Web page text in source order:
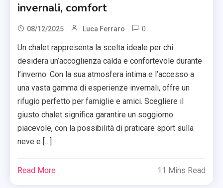
invernali, comfort
08/12/2025 Luca Ferraro 0
Un chalet rappresenta la scelta ideale per chi
desidera un’accoglienza calda e confortevole durante
l’inverno. Con la sua atmosfera intima e l’accesso a
una vasta gamma di esperienze invernali, offre un
rifugio perfetto per famiglie e amici. Scegliere il
giusto chalet significa garantire un soggiorno
piacevole, con la possibilità di praticare sport sulla
neve e […]
Read More 11 Mins Read